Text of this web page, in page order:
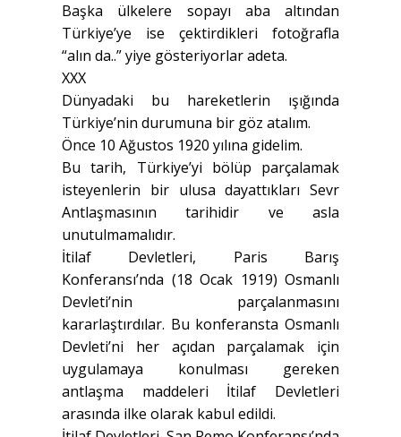
Başka ülkelere sopayı aba altından
Türkiye’ye ise çektirdikleri fotoğrafla
“alın da..” yiye gösteriyorlar adeta.
XXX
Dünyadaki bu hareketlerin ışığında
Türkiye’nin durumuna bir göz atalım.
Önce 10 Ağustos 1920 yılına gidelim.
Bu tarih, Türkiye’yi bölüp parçalamak
isteyenlerin bir ulusa dayattıkları Sevr
Antlaşmasının tarihidir ve asla
unutulmamalıdır.
İtilaf Devletleri, Paris Barış
Konferansı’nda (18 Ocak 1919) Osmanlı
Devleti’nin parçalanmasını
kararlaştırdılar. Bu konferansta Osmanlı
Devleti’ni her açıdan parçalamak için
uygulamaya konulması gereken
antlaşma maddeleri İtilaf Devletleri
arasında ilke olarak kabul edildi.